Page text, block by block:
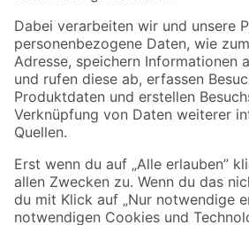
Zahlungsarten
Sicher einkaufen
Jetzt die toom-App herunterladen